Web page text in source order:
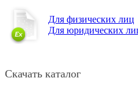
Для физических лиц
Для юридических
Скачать каталог